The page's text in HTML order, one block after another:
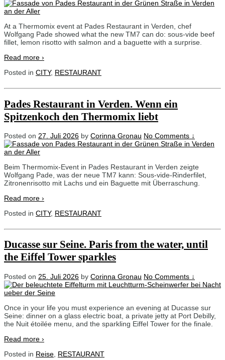
At a Thermomix event at Pades Restaurant in Verden, chef
Wolfgang Pade showed what the new TM7 can do: sous-vide beef
fillet, lemon risotto with salmon and a baguette with a surprise.
Read more ›
Posted in CITY, RESTAURANT
Pades Restaurant in Verden. Wenn ein
Spitzenkoch den Thermomix liebt
Posted on 27. Juli 2026 by Corinna Gronau No Comments ↓
Beim Thermomix-Event in Pades Restaurant in Verden zeigte
Wolfgang Pade, was der neue TM7 kann: Sous-vide-Rinderfilet,
Zitronenrisotto mit Lachs und ein Baguette mit Überraschung.
Read more ›
Posted in CITY, RESTAURANT
Ducasse sur Seine. Paris from the water, until
the Eiffel Tower sparkles
Posted on 25. Juli 2026 by Corinna Gronau No Comments ↓
Once in your life you must experience an evening at Ducasse sur
Seine: dinner on a glass electric boat, a private jetty at Port Debilly,
the Nuit étoilée menu, and the sparkling Eiffel Tower for the finale.
Read more ›
Posted in Reise RESTAURANT